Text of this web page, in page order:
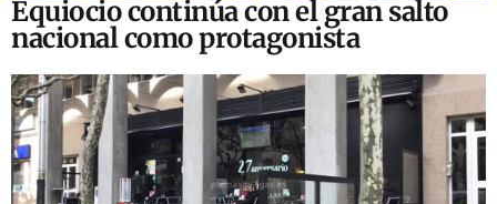
Equiocio continúa con el gran salto
nacional como protagonista